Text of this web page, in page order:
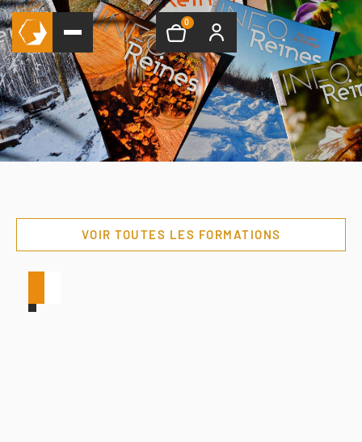
0
VOIR TOUTES LES FORMATIONS